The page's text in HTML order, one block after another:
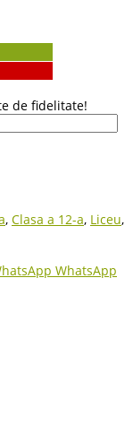
de fidelitate!
, Clasa a 12-a, Liceu,
WhatsApp